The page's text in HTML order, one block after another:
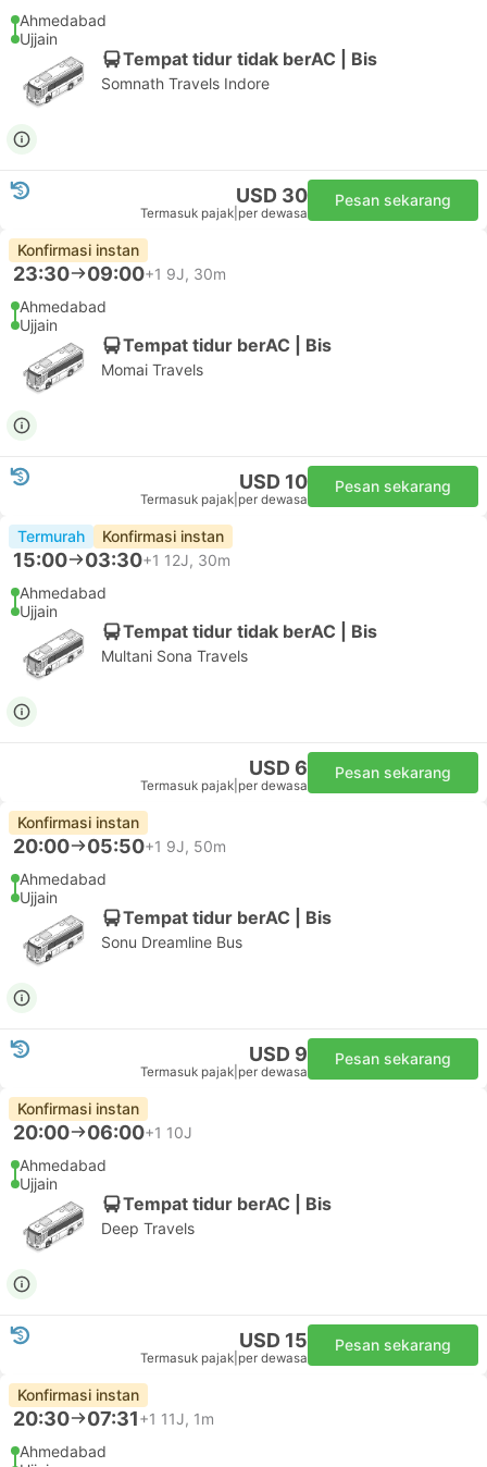
Ahmedabad
Ujjain
Tempat tidur tidak berAC | Bis
Somnath Travels Indore
USD 30
Termasuk pajak per dewasa
Pesan sekarang
Konfirmasi instan
23:30 09:00+1 9J, 30m
Ahmedabad
Ujjain
Tempat tidur berAC | Bis
Momai Travels
USD 10
Termasuk pajak per dewasa
Pesan sekarang
Termurah Konfirmasi instan
15:00 03:30+1 12J, 30m
Ahmedabad
Ujjain
Tempat tidur tidak berAC | Bis
Multani Sona Travels
USD 6
Termasuk pajak per dewasa
Pesan sekarang
Konfirmasi instan
20:00 05:50+1 9J, 50m
Ahmedabad
Ujjain
Tempat tidur berAC | Bis
Sonu Dreamline Bus
USD 9
Termasuk pajak per dewasa
Pesan sekarang
Konfirmasi instan
20:00 06:00+1 10J
Ahmedabad
Ujjain
Tempat tidur berAC | Bis
Deep Travels
USD 15
Termasuk pajak per dewasa
Pesan sekarang
Konfirmasi instan
20:30 07:31+1 11J, 1m
Ahmedabad